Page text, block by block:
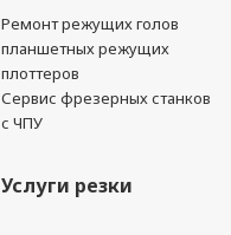
Ремонт режущих голов
планшетных режущих
плоттеров
Сервис фрезерных станков
с ЧПУ
Услуги резки